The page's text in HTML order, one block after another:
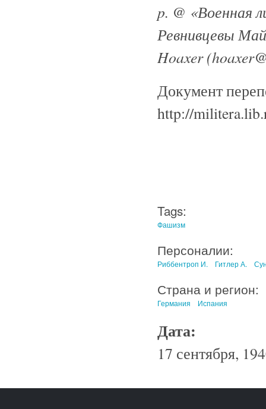
p. @ «Военная
Ревнивцевы
Hoaxer
Документ
http://
Tags:
Фашизм
Персоналии:
Риббентроп И. Гитлер А.
Страна и регион:
Германия Испания
Дата:
17 сентября,